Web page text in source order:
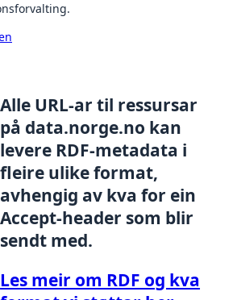
Alle URL-ar til ressursar
på data.norge.no kan
levere RDF-metadata i
fleire ulike format,
avhengig av kva for ein
Accept-header som blir
sendt med.
Les meir om RDF og kva